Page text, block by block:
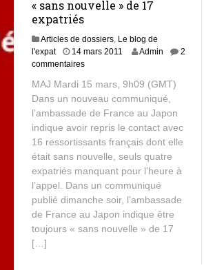
« sans nouvelle » de 17
expatriés
Articles de dossiers, Le blog de
l'expat
14 mars 2011 Admin
2
commentaires
MAJ Mardi 15 mars, 9h09 (GMT)
Dans un nouveau communiqué,
l’ambassade de France au Japon
indique avoir repris le contact avec
16 ressortissants français dont elle
était sans nouvelle, seuls quatre
expatriés manquant pour l’heure à
l’appel. Dans un communiqué
publié dimanche soir, l’ambassade
de France au Japon indique être
toujours « sans nouvelle » de 17
[…]